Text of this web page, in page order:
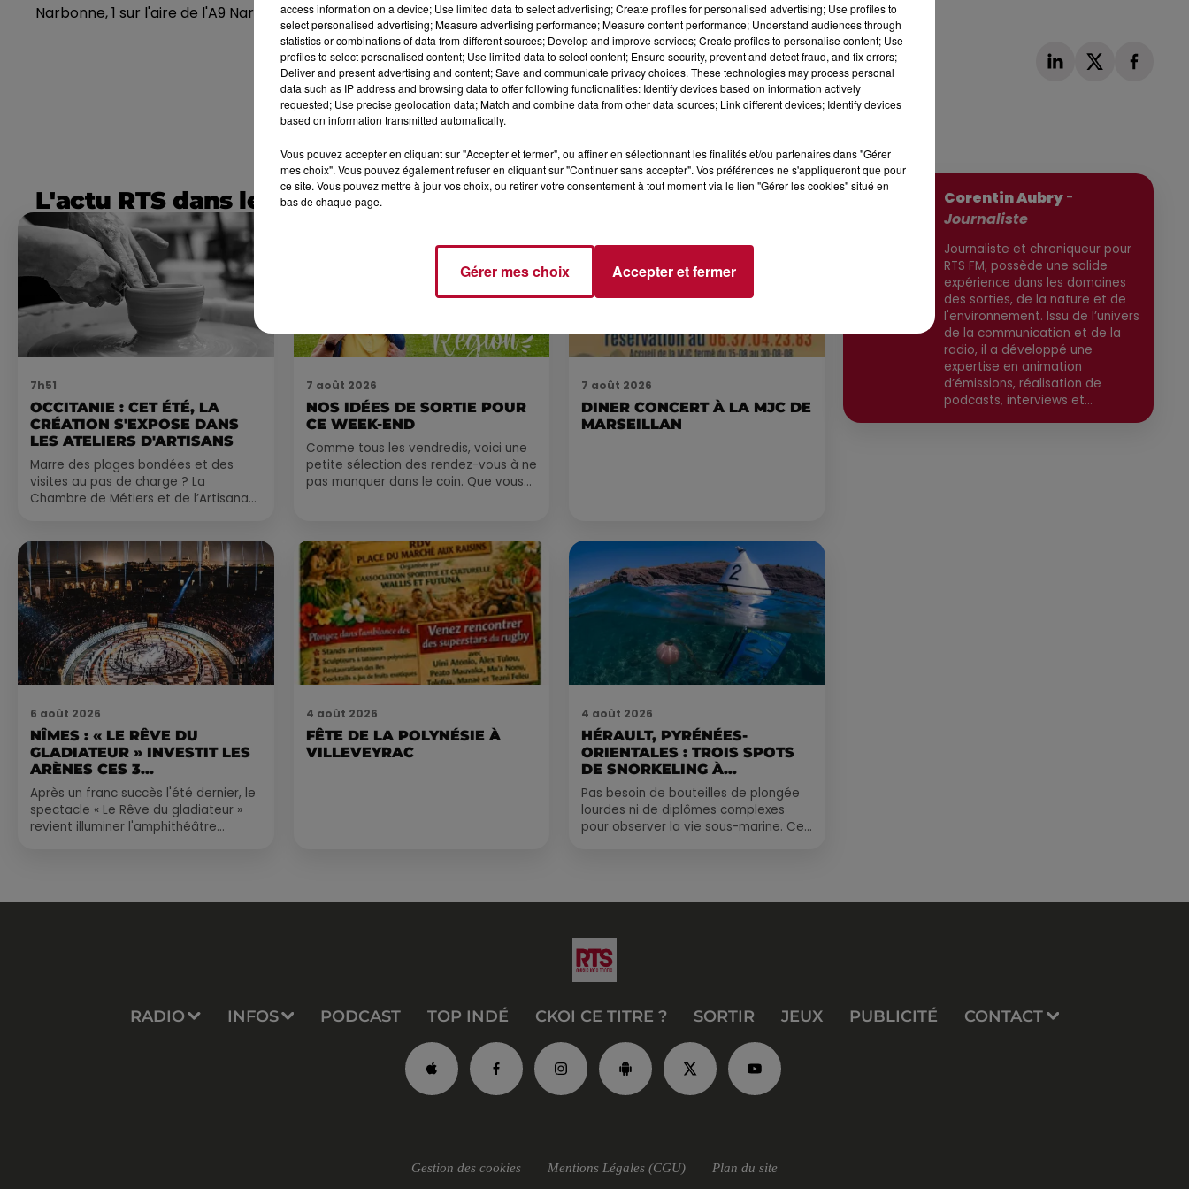
Narbonne, 1 sur l'aire de l'A9 Narbonne-Vinassan, et donc 1 prochainement à Castelnaudary.)
L'actu RTS dans le Sud
7h51
OCCITANIE : CET ÉTÉ, LA
CRÉATION S'EXPOSE DANS
LES ATELIERS D'ARTISANS
Marre des plages bondées et des
visites au pas de charge ? La
Chambre de Métiers et de l’Artisanat
7 août 2026
NOS IDÉES DE SORTIE POUR
CE WEEK-END
Comme tous les vendredis, voici une
petite sélection des rendez-vous à ne
pas manquer dans le coin. Que vous
7 août 2026
DINER CONCERT À LA MJC DE
MARSEILLAN
6 août 2026
NÎMES : « LE RÊVE DU
GLADIATEUR » INVESTIT LES
ARÈNES CES 3...
Après un franc succès l'été dernier, le
spectacle « Le Rêve du gladiateur »
revient illuminer l'amphithéâtre
4 août 2026
FÊTE DE LA POLYNÉSIE À
VILLEVEYRAC
4 août 2026
HÉRAULT, PYRÉNÉES-
ORIENTALES : TROIS SPOTS
DE SNORKELING À
EXPLORER...
Pas besoin de bouteilles de plongée
lourdes ni de diplômes complexes
pour observer la vie sous-marine. Cet
Publié : 21 juin 2026 à 11h40 par
Corentin Aubry-
Journaliste
Journaliste et chroniqueur pour
RTS FM, possède une solide
expérience dans les domaines
des sorties, de la nature et de
l'environnement. Issu de l’univers
de la communication et de la
radio, il a développé une
expertise en animation
d’émissions, réalisation de
podcasts, interviews et
RADIO INFOS PODCAST TOP INDÉ CKOI CE TITRE ? SORTIR JEUX PUBLICITÉ CONTACT
Gestion des cookies Mentions Légales (CGU) Plan du site
access information on a device; Use limited data to select advertising; Create profiles for personalised advertising; Use profiles to
select personalised advertising; Measure advertising performance; Measure content performance; Understand audiences through
statistics or combinations of data from different sources; Develop and improve services; Create profiles to personalise content; Use
profiles to select personalised content; Use limited data to select content; Ensure security, prevent and detect fraud, and fix errors;
Deliver and present advertising and content; Save and communicate privacy choices. These technologies may process personal
data such as IP address and browsing data to offer following functionalities: Identify devices based on information actively
requested; Use precise geolocation data; Match and combine data from other data sources; Link different devices; Identify devices
based on information transmitted automatically.
Vous pouvez accepter en cliquant sur "Accepter et fermer", ou affiner en sélectionnant les finalités et/ou partenaires dans "Gérer
mes choix". Vous pouvez également refuser en cliquant sur "Continuer sans accepter". Vos préférences ne s'appliqueront que pour
ce site. Vous pouvez mettre à jour vos choix, ou retirer votre consentement à tout moment via le lien "Gérer les cookies" situé en
bas de chaque page.
Gérer mes choix Accepter et fermer